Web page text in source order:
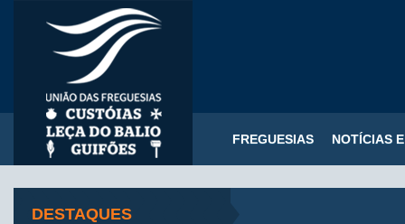
FREGUESIAS NOTÍCIAS
DESTAQUES